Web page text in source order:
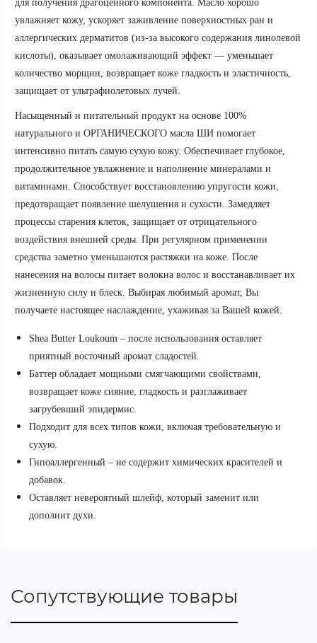
для получения драгоценного компонента. Масло хорошо
увлажняет кожу, ускоряет заживление поверхностных ран и
аллергических дерматитов (из-за высокого содержания линолевой
кислоты), оказывает омолаживающий эффект — уменьшает
количество морщин, возвращает коже гладкость и эластичность,
защищает от ультрафиолетовых лучей.
Насыщенный и питательный продукт на основе 100%
натурального и ОРГАНИЧЕСКОГО масла ШИ помогает
интенсивно питать самую сухую кожу. Обеспечивает глубокое,
продолжительное увлажнение и наполнение минералами и
витаминами. Способствует восстановлению упругости кожи,
предотвращает появление шелушения и сухости. Замедляет
процессы старения клеток, защищает от отрицательного
воздействия внешней среды. При регулярном применении
средства заметно уменьшаются растяжки на коже. После
нанесения на волосы питает волокна волос и восстанавливает их
жизненную силу и блеск. Выбирая любимый аромат, Вы
получаете настоящее наслаждение, ухаживая за Вашей кожей.
Shea Butter Loukoum – после использования оставляет
приятный восточный аромат сладостей.
Баттер обладает мощными смягчающими свойствами,
возвращает коже сияние, гладкость и разглаживает
загрубевший эпидермис.
Подходит для всех типов кожи, включая требовательную и
сухую.
Гипоаллергенный – не содержит химических красителей и
добавок.
Оставляет невероятный шлейф, который заменит или
дополнит духи.
Сопутствующие товары